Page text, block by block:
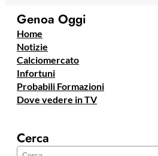
Genoa Oggi
Home
Notizie
Calciomercato
Infortuni
Probabili Formazioni
Dove vedere in TV
Cerca